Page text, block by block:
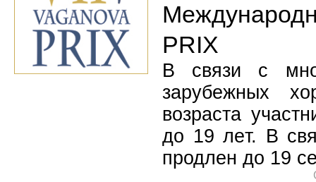
PRIX
В связи с
зарубежных
возраста
до 19 лeт. В
продлен до 19